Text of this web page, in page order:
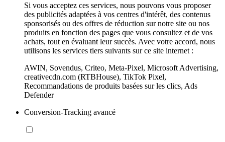
Si vous acceptez ces services, nous pouvons vous proposer
des publicités adaptées à vos centres d'intérêt, des contenus
sponsorisés ou des offres de réduction sur notre site ou nos
produits en fonction des pages que vous consultez et de vos
achats, tout en évaluant leur succès. Avec votre accord, nous
utilisons les services tiers suivants sur ce site internet :
AWIN, Sovendus, Criteo, Meta-Pixel, Microsoft Advertising,
creativecdn.com (RTBHouse), TikTok Pixel,
Recommandations de produits basées sur les clics, Ads
Defender
Conversion-Tracking avancé